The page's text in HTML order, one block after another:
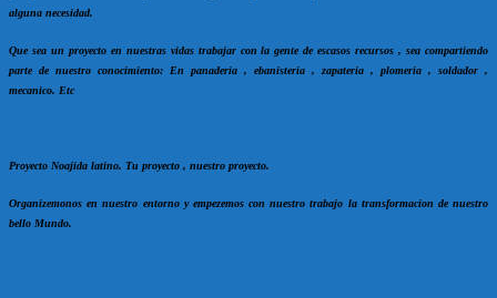
alguna necesidad.
Que sea un proyecto en nuestras vidas trabajar con la gente de escasos recursos , sea compartiendo
parte de nuestro conocimiento: En panaderia , ebanisteria , zapateria , plomeria , soldador ,
mecanico. Etc
Proyecto Noajida latino. Tu proyecto , nuestro proyecto.
Organizemonos en nuestro entorno y empezemos con nuestro trabajo la transformacion de nuestro
bello Mundo.